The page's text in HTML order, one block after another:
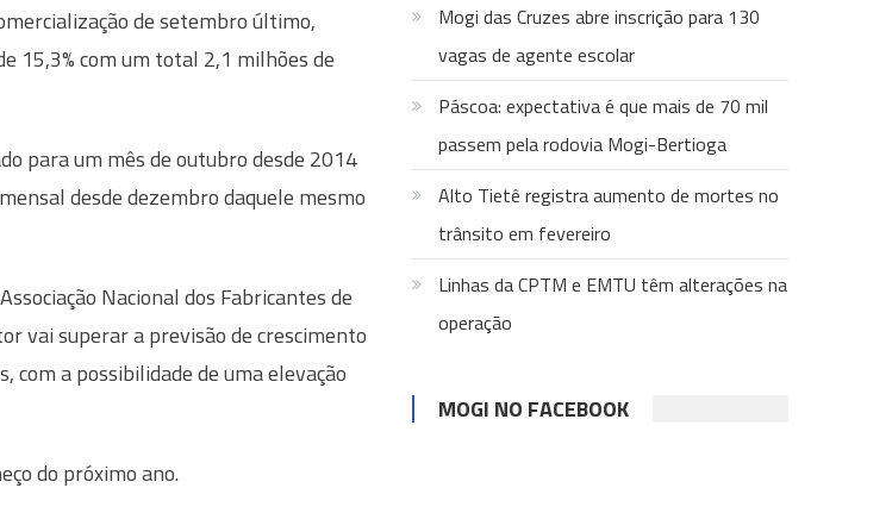
de setembro último,
15,3% com um total 2,1 milhões de
para um mês de outubro desde 2014
desde dezembro daquele mesmo
Nacional dos Fabricantes de
vai superar a previsão de crescimento
com a possibilidade de uma elevação
do próximo ano.
Mogi das Cruzes abre inscrição para 130
vagas de agente escolar
Páscoa: expectativa é que mais de 70 mil
passem pela rodovia Mogi-Bertioga
Alto Tietê registra aumento de mortes no
trânsito em fevereiro
Linhas da CPTM e EMTU têm alterações na
operação
MOGI NO FACEBOOK